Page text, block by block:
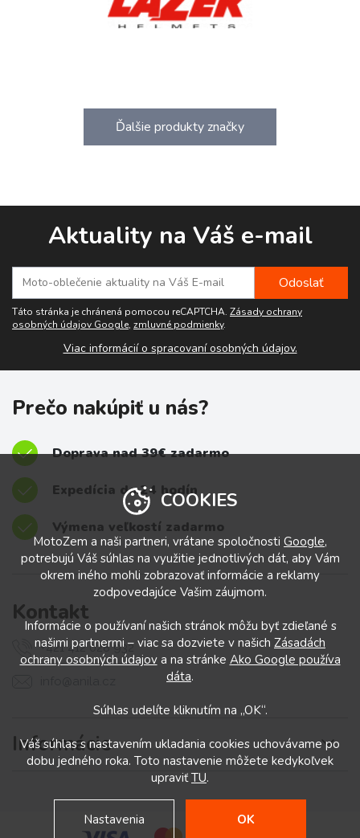
Ďalšie produkty značky
Aktuality na Váš e-mail
Táto stránka je chránená pomocou reCAPTCHA. Zásady ochrany
osobných údajov Google, zmluvné podmienky.
Viac informácií o spracovaní osobných údajov.
Prečo nakúpiť u nás?
Doprava nad 39€ zadarmo
Expedícia do 24 hodín
Výmena veľkostí zadarmo
Informácie
Kontakt
+421 412 028 932
COOKIES
MotoZem a naši partneri, vrátane spoločnosti Google,
potrebujú Váš súhlas na využitie jednotlivých dát, aby Vám
okrem iného mohli zobrazovať informácie a reklamy
zodpovedajúce Vašim záujmom.
Informácie o používaní našich stránok môžu byť zdieľané s
našimi partnermi – viac sa dozviete v našich Zásadách
ochrany osobných údajova na stránke Ako Google používa
dáta.
Súhlas udelíte kliknutím na „OK“.
Váš súhlas s nastavením ukladania cookies uchovávame po
dobu jedného roka. Toto nastavenie môžete kedykoľvek
upraviťTU.
Nastavenia OK